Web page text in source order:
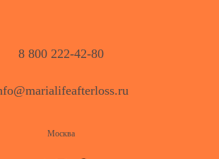
8 800 222-42-80
Москва